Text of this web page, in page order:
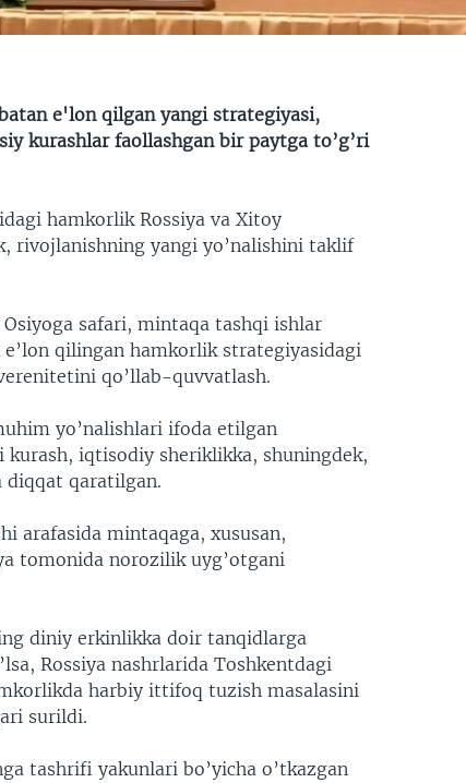
e'lon qilgan yangi strategiyasi,
kurashlar faollashgan bir paytga to’g’ri
hamkorlik Rossiya va Xitoy
rivojlanishning yangi yo’nalishini taklif
safari, mintaqa tashqi ishlar
qilingan hamkorlik strategiyasidagi
qo’llab-quvvatlash.
yo’nalishlari ifoda etilgan
iqtisodiy sheriklikka, shuningdek,
diqqat qaratilgan.
arafasida mintaqaga, xususan,
tomonida norozilik uyg’otgani
diniy erkinlikka doir tanqidlarga
Rossiya nashrlarida Toshkentdagi
harbiy ittifoq tuzish masalasini
surildi.
tashrifi yakunlari bo’yicha o’tkazgan